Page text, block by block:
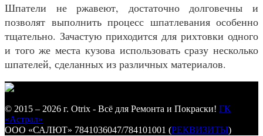
Шпатели не ржавеют, достаточно долговечны и
позволят выполнить процесс шпатлевания особенно
тщательно. Зачастую приходится для рихтовки одного
и того же места кузова использовать сразу несколько
шпателей, сделанных из различных материалов.
© 2015 – 2026 г. Otrix - Всё для Ремонта и Покраски! ГК
«Астрал»
ООО «САЛЮТ» 7841036047/784101001 (РЕКВИЗИТЫ)